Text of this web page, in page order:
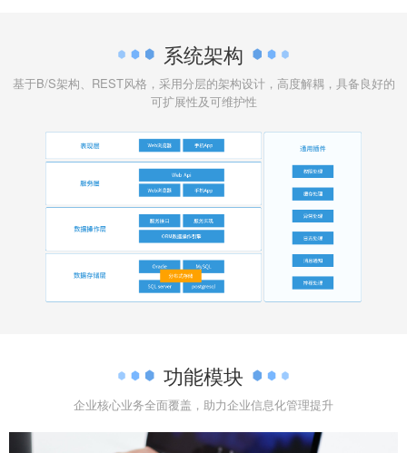
系统架构
基于B/S架构、REST风格，采用分层的架构设计，高度解耦，具备良好的
可扩展性及可维护性
功能模块
企业核心业务全面覆盖，助力企业信息化管理提升